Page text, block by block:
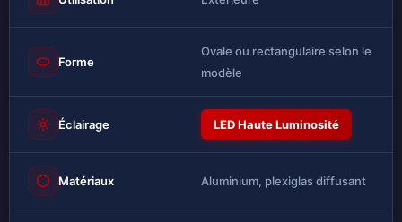
Forme
Ovale ou rectangulaire selon le
modèle
Éclairage LED Haute Luminosité
Matériaux Aluminium, plexiglas diffusant